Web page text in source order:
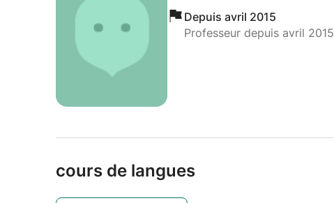
Depuis avril 2015
Professeur depuis avril 2015
cours de langues